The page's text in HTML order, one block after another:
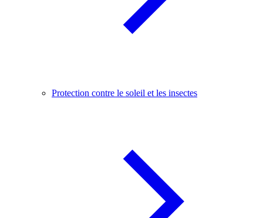
Protection contre le soleil et les insectes